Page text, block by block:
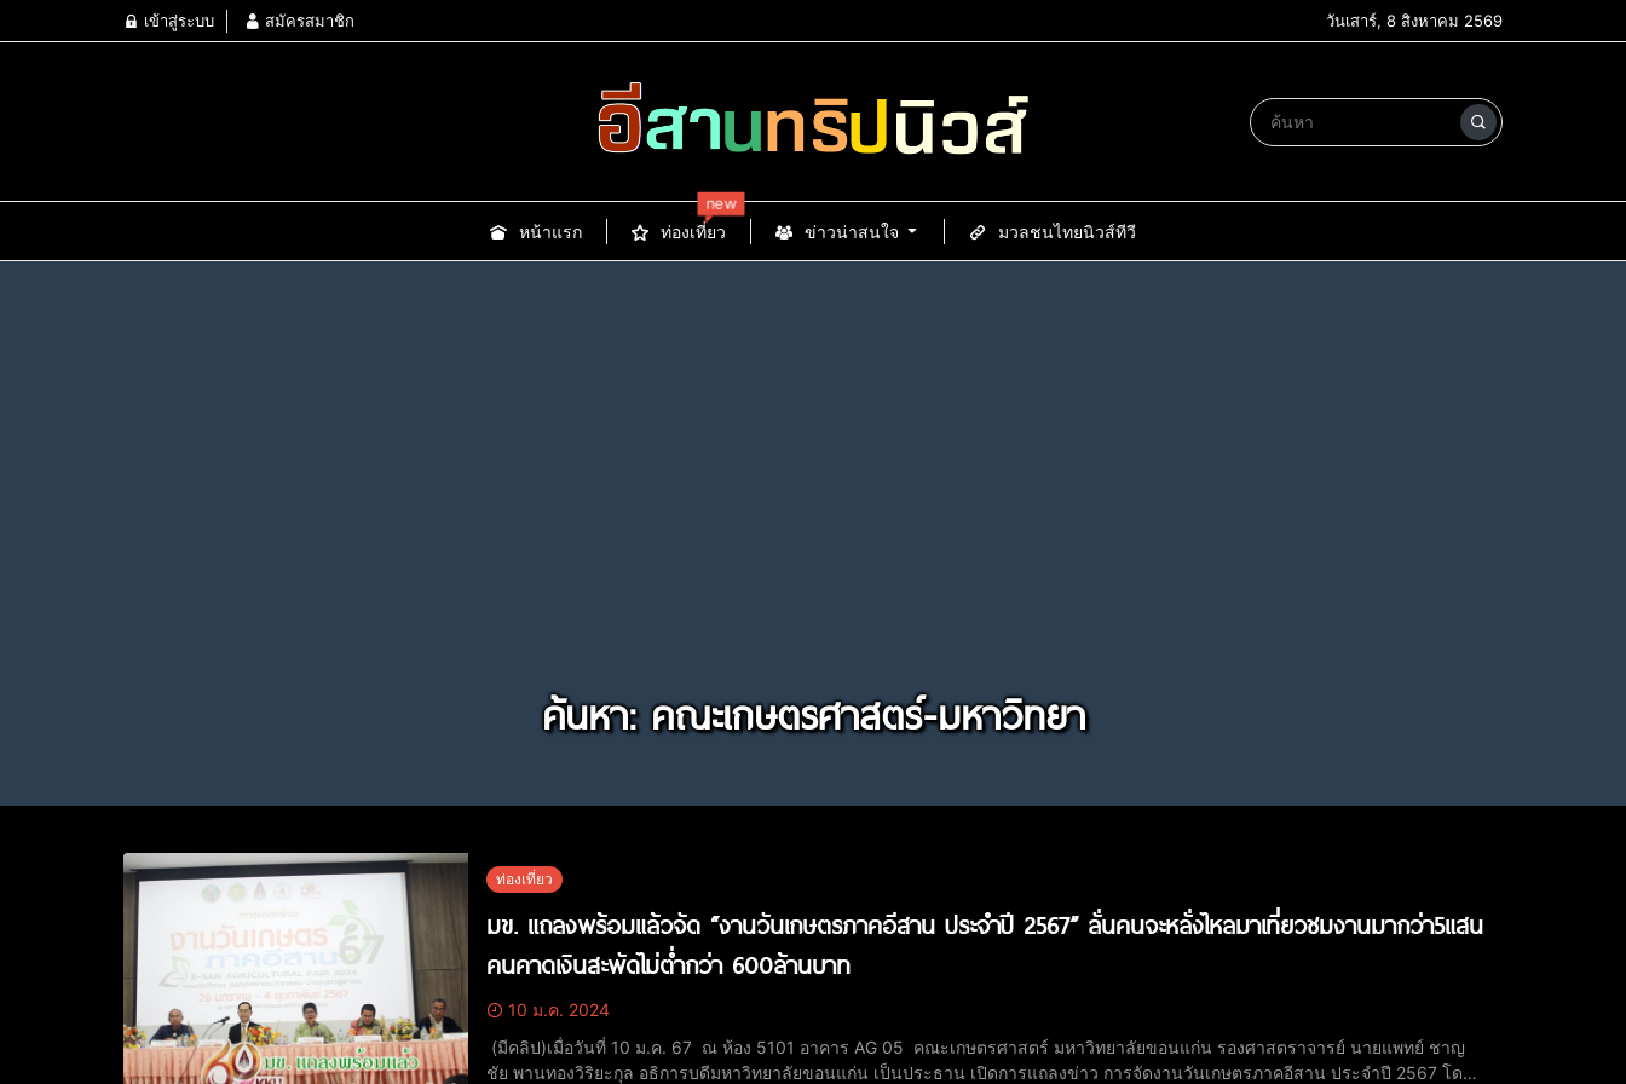
เข้าสู่ระบบ สมัครสมาชิก วันเสาร์, 8 สิงหาคม 2569
หน้าแรก ท่องเที่ยว
new
ข่าวน่าสนใจ มวลชนไทยนิวส์ทีวี
ค้นหา: คณะเกษตรศาสตร์-มหาวิทยา
ท่องเที่ยว
มข. แถลงพร้อมแล้วจัด “งานวันเกษตรภาคอีสาน ประจำปี 2567” ลั่นคนจะหลั่งไหลมาเที่ยวชมงานมากว่า5แสน
คนคาดเงินสะพัดไม่ต่ำกว่า 600ล้านบาท
10 ม.ค. 2024
(มีคลิป)เมื่อวันที่ 10 ม.ค. 67 ณ ห้อง 5101 อาคาร AG 05 คณะเกษตรศาสตร์ มหาวิทยาลัยขอนแก่น รองศาสตราจารย์ นายแพทย์ ชาญ
ชัย พานทองวิริยะกุล อธิการบดีมหาวิทยาลัยขอนแก่น เป็นประธาน เปิดการแถลงข่าว การจัดงานวันเกษตรภาคอีสาน ประจำปี 2567 โดย